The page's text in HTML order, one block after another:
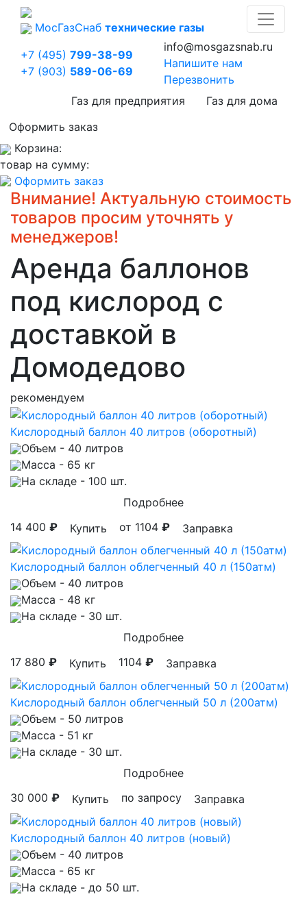
МосГазСнаб технические газы
+7 (495) 799-38-99
+7 (903) 589-06-69
info@mosgazsnab.ru
Напишите нам
Перезвонить
Газ для предприятия
Газ для дома
Оформить заказ
Корзина:
товар на сумму:
Оформить заказ
Внимание! Актуальную стоимость
товаров просим уточнять у
менеджеров!
Аренда баллонов
под кислород с
доставкой в
Домодедово
рекомендуем
Кислородный баллон 40 литров (оборотный)
Объем - 40 литров
Масса - 65 кг
На складе - 100 шт.
Подробнее
14 400 ₽ Купить от 1104 ₽ Заправка
Кислородный баллон облегченный 40 л (150атм)
Объем - 40 литров
Масса - 48 кг
На складе - 30 шт.
Подробнее
17 880 ₽ Купить 1104 ₽ Заправка
Кислородный баллон облегченный 50 л (200атм)
Объем - 50 литров
Масса - 51 кг
На складе - 30 шт.
Подробнее
30 000 ₽ Купить по запросу Заправка
Кислородный баллон 40 литров (новый)
Объем - 40 литров
Масса - 65 кг
На складе - до 50 шт.